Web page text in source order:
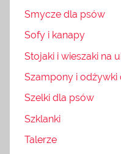
Smycze dla psów
Sofy i kanapy
Stojaki i wieszaki na
Szampony i odżywki
Szelki dla psów
Szklanki
Talerze